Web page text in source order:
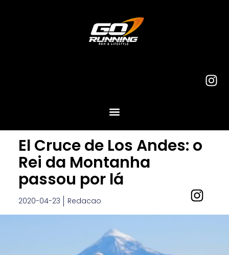
El Cruce de Los Andes: o
Rei da Montanha
passou por lá
2020-04-23 Redacao